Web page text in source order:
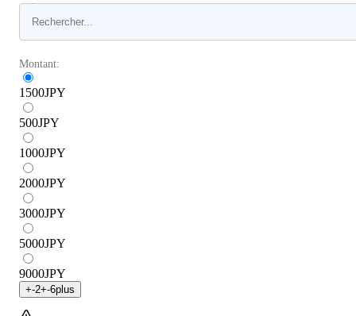
Montant:
1500JPY
500JPY
1000JPY
2000JPY
3000JPY
5000JPY
9000JPY
+-2+-6plus